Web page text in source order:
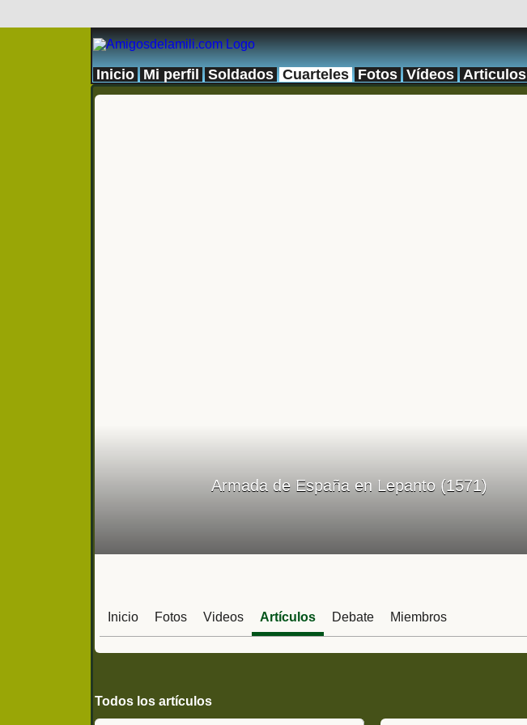
Inicio Mi perfil Soldados Cuarteles Fotos Vídeos Articulos
Armada de España en Lepanto (1571)
Inicio Fotos Videos Artículos Debate Miembros
Todos los artículos